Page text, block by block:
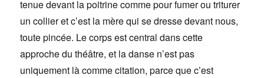
tenue devant la poitrine comme pour fumer ou triturer
un collier et c’est la mère qui se dresse devant nous,
toute pincée. Le corps est central dans cette
approche du théâtre, et la danse n’est pas
uniquement là comme citation, parce que c’est